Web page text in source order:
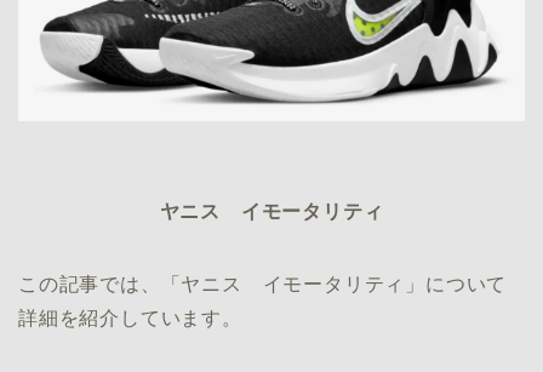
ヤニス イモータリティ
この記事では、「ヤニス イモータリティ」について
詳細を紹介しています。